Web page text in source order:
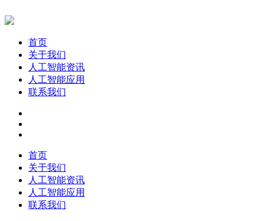
首页
关于我们
人工智能资讯
人工智能应用
联系我们
首页
关于我们
人工智能资讯
人工智能应用
联系我们